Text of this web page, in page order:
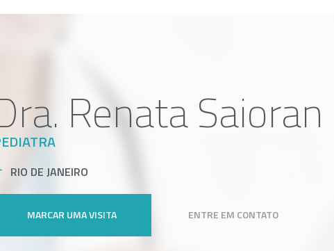
Renata Saioran
RIO DE JANEIRO
MARCAR UMA VISITA ENTRE EM CONTATO